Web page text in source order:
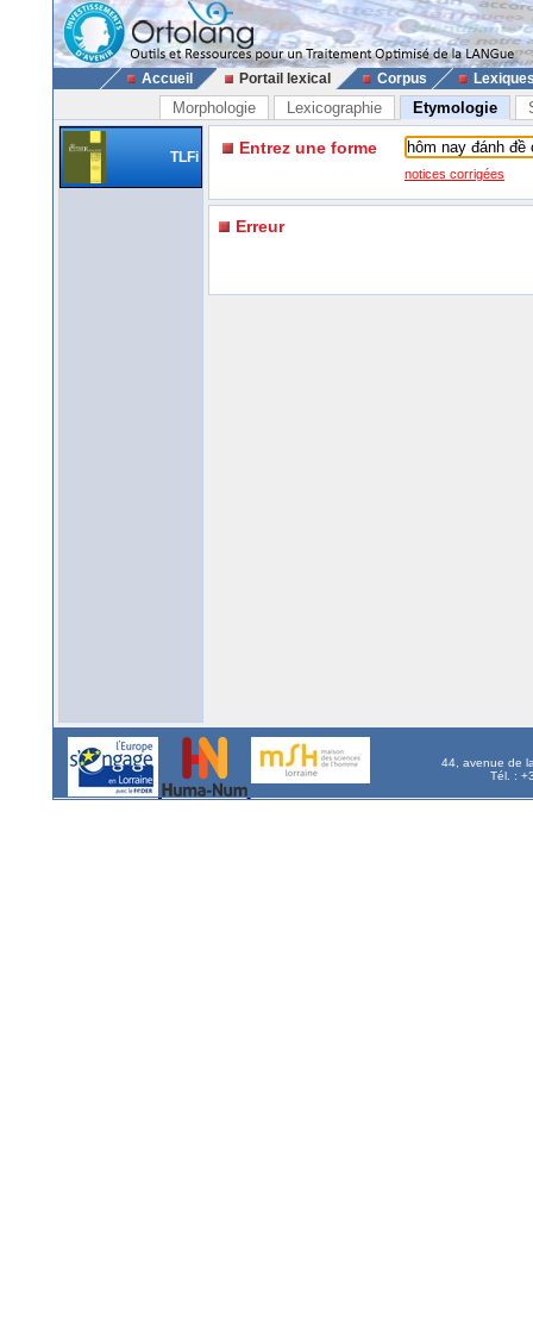
Accueil Portail lexical Corpus
Morphologie Lexicographie Etymologie
TLFi Entrez une forme
notices corrigées
Erreur
44, avenue de
Tél. :